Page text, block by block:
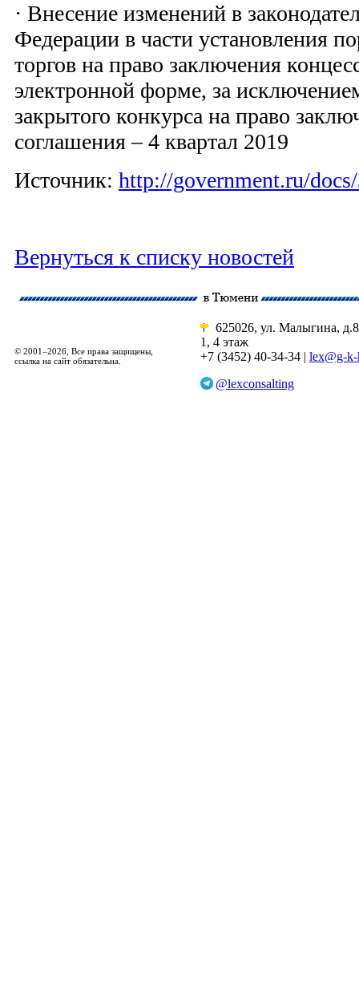
· Внесение изменений в
Федерации в части установления
торгов на право заключения
электронной форме, за
закрытого конкурса на право
соглашения – 4 квартал 2019
Источник: http://government.ru/
Вернуться к списку новостей
© 2001–2026, Все права защищены,
ссылка на сайт обязательна.
625026, ул. Малыгина,
1, 4 этаж
+7 (3452) 40-34-34 | lex@g-
@lexconsalting